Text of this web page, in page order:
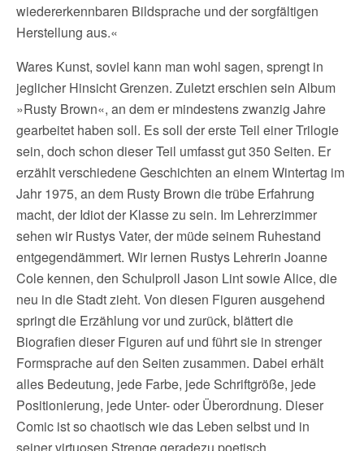
wiedererkennbaren Bildsprache und der sorgfältigen
Herstellung aus.«
Wares Kunst, soviel kann man wohl sagen, sprengt in
jeglicher Hinsicht Grenzen. Zuletzt erschien sein Album
»Rusty Brown«, an dem er mindestens zwanzig Jahre
gearbeitet haben soll. Es soll der erste Teil einer Trilogie
sein, doch schon dieser Teil umfasst gut 350 Seiten. Er
erzählt verschiedene Geschichten an einem Wintertag im
Jahr 1975, an dem Rusty Brown die trübe Erfahrung
macht, der Idiot der Klasse zu sein. Im Lehrerzimmer
sehen wir Rustys Vater, der müde seinem Ruhestand
entgegendämmert. Wir lernen Rustys Lehrerin Joanne
Cole kennen, den Schulproll Jason Lint sowie Alice, die
neu in die Stadt zieht. Von diesen Figuren ausgehend
springt die Erzählung vor und zurück, blättert die
Biografien dieser Figuren auf und führt sie in strenger
Formsprache auf den Seiten zusammen. Dabei erhält
alles Bedeutung, jede Farbe, jede Schriftgröße, jede
Positionierung, jede Unter- oder Überordnung. Dieser
Comic ist so chaotisch wie das Leben selbst und in
seiner virtuosen Strenge geradezu poetisch.